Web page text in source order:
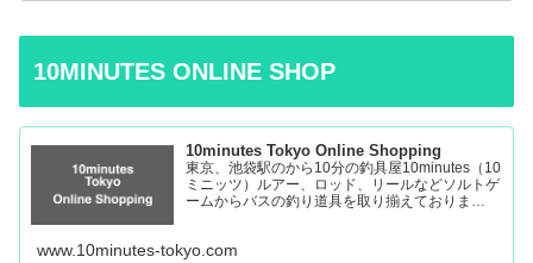
10MINUTES ONLINE SHOP
10minutes Tokyo Online Shopping
東京、池袋駅のから10分の釣具屋10minutes（10
ミニッツ）ルアー、ロッド、リールなどソルトゲ
ームからバスの釣り道具を取り揃えておりま
www.10minutes-tokyo.com